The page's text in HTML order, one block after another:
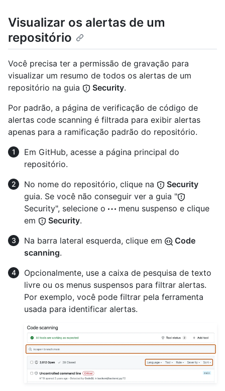
Visualizar os alertas de um
repositório
Você precisa ter a permissão de gravação para
visualizar um resumo de todos os alertas de um
repositório na guia
Security.
Por padrão, a página de verificação de código de
alertas code scanning é filtrada para exibir alertas
apenas para a ramificação padrão do repositório.
Em GitHub, acesse a página principal do
repositório.
No nome do repositório, clique na
Security
guia. Se você não conseguir ver a guia "
Security", selecione o
menu suspenso e clique
em
Security.
Na barra lateral esquerda, clique em
Code
scanning.
Opcionalmente, use a caixa de pesquisa de texto
livre ou os menus suspensos para filtrar alertas.
Por exemplo, você pode filtrar pela ferramenta
usada para identificar alertas.